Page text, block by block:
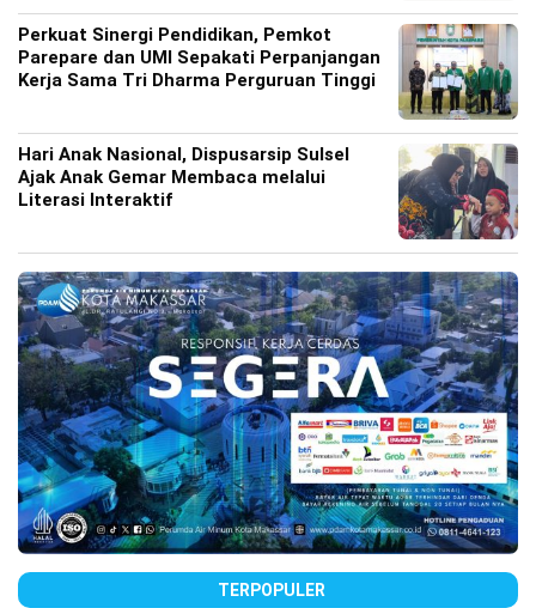
Perkuat Sinergi Pendidikan, Pemkot
Parepare dan UMI Sepakati Perpanjangan
Kerja Sama Tri Dharma Perguruan Tinggi
Hari Anak Nasional, Dispusarsip Sulsel
Ajak Anak Gemar Membaca melalui
Literasi Interaktif
TERPOPULER